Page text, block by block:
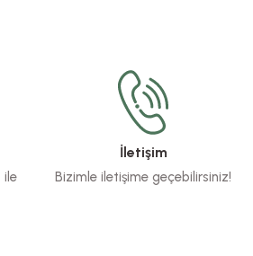
ile
İletişim
Bizimle iletişime geçebilirsiniz!